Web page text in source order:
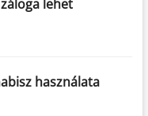
lehet
használata